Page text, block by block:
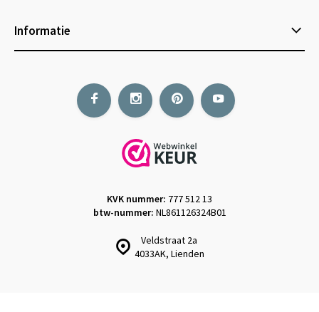
Informatie
Veldstraat 2a
4033AK, Lienden
KVK nummer: 777 512 13
btw-nummer: NL861126324B01